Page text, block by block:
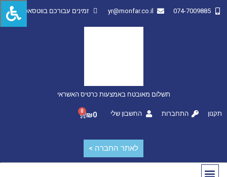
074-7009885
yr@monfar.co.il זמינים עבורכם בווטסאפ
תשלום מאובטח באמצעות כרטיס האשראי
תקנון התחברות החשבון שלי ₪0
0
לאתר החברה >